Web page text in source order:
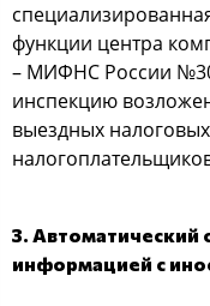
функции центра
– МИФНС России №30
инспекцию
выездных
3.
информацией с